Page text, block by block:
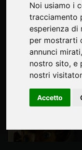
Noi usiamo i
tracciamento
esperienza di
per mostrarti
annunci
nostro sito, e
nostri
Accetto